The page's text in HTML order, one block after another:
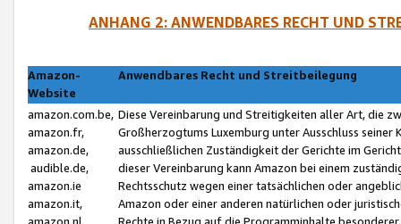
ANHANG 2: ANWENDBARES RECHT UND
Amazon-
Website
Anwendbares Recht und Streitbeilegung
amazon.com.be,
amazon.fr,
amazon.de,
audible.de,
amazon.ie
amazon.it,
Diese Vereinbarung und Streitigkeiten aller Art, die
Großherzogtums Luxemburg unter Ausschluss
ausschließlichen Zuständigkeit der Gerichte im
dieser Vereinbarung kann Amazon bei einem
Rechtsschutz wegen einer tatsächlichen oder
Amazon oder einer anderen natürlichen oder